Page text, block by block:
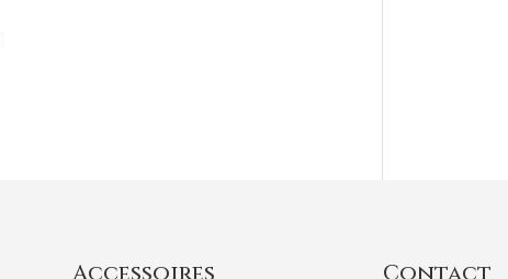
Accessoires Contact